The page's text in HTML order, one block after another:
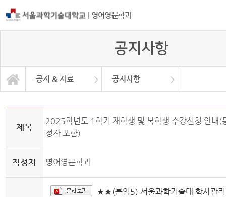
| 영어영문학과
공지사항
공지 & 자료 공지사항
학과소개
학사안내
공지 & 자료
커뮤니티
일반대학원
공지사항
일반자료실
취업정보
취업현황
제목
2025학년도 1학기 재학생 및 복학생 수강신청 안내(
정자 포함)
작성자 영어영문학과
★★(붙임5) 서울과학기술대 학사관